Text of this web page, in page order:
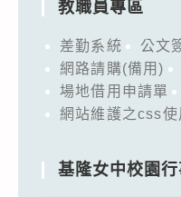
教職員專區
差勤系統 公文
網路請購(備用)
場地借用申請單
網站維護之css使
基隆女中校園